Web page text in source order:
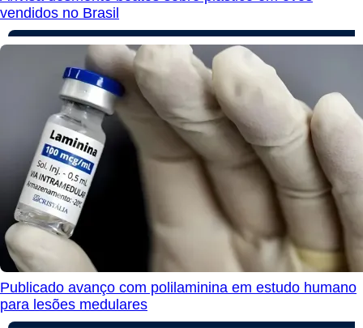
vendidos no Brasil
Publicado avanço com polilaminina em estudo humano
para lesões medulares